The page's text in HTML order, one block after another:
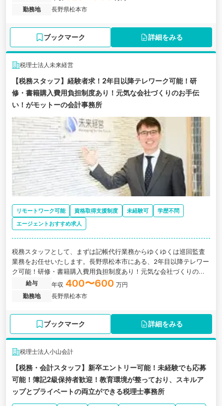
勤務地
長野県松本市
ブックマーク 詳細をみる
税理士法人未来経営
【税務スタッフ】経験者求！2年目以降テレワーク可能！研
修・書籍購入費用負担制度あり！元気な会社づくりのお手伝
い！がモットーの会計事務所
リモートワーク可能 資格取得支援制度 未経験可
学歴不問
エージェントおすすめ求人
税務スタッフとして、まずは記帳代行業務からゆくゆくは巡回監査
業務をお任せいたします。長野県松本市にある、2年目以降テレワー
ク可能！研修・書籍購入費用負担制度あり！元気な会社づくりのお
手伝い！がモットーの会計事務所の求人です。
給与 年収 400〜600 万円
勤務地
長野県松本市
ブックマーク 詳細をみる
税理士法人小山会計
【税務・会計スタッフ】新卒エントリー可能！未経験でも応募
可能！簿記2級保持者歓迎！教育環境が整っており、スキルア
ップとプライベートの両立ができる税理士事務所